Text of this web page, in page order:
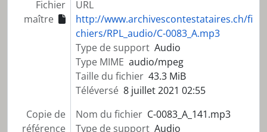
Fichier
maître
URL
http://www.archivescontestataires.ch/fi
chiers/RPL_audio/C-0083_A.mp3
Type de support Audio
Type MIME audio/mpeg
Taille du fichier 43.3 MiB
Téléversé 8 juillet 2021 02:55
Copie de
référence
Nom du fichier C-0083_A_141.mp3
Type de support Audio